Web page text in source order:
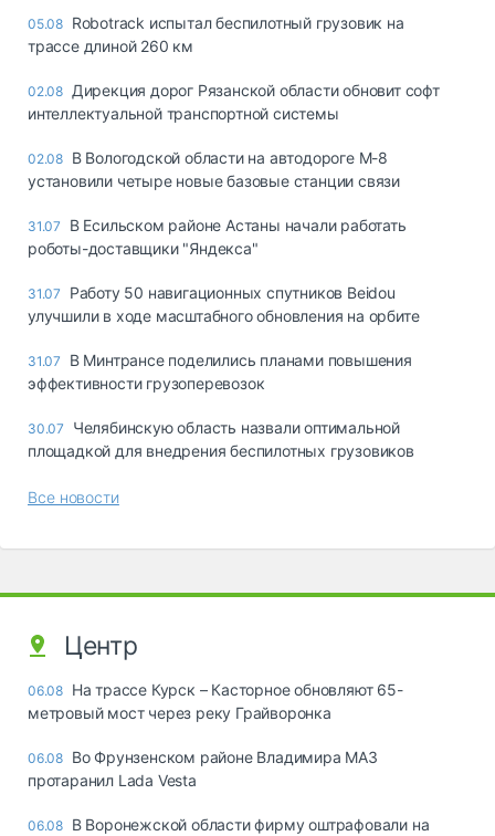
05.08 Robotrack испытал беспилотный грузовик на
трассе длиной 260 км
02.08 Дирекция дорог Рязанской области обновит софт
интеллектуальной транспортной системы
02.08 В Вологодской области на автодороге М-8
установили четыре новые базовые станции связи
31.07
В Есильском районе Астаны начали работать
роботы-доставщики "Яндекса"
31.07
Работу 50 навигационных спутников Beidou
улучшили в ходе масштабного обновления на орбите
31.07
В Минтрансе поделились планами повышения
эффективности грузоперевозок
30.07
Челябинскую область назвали оптимальной
площадкой для внедрения беспилотных грузовиков
Все новости
Центр
06.08 На трассе Курск – Касторное обновляют 65-
метровый мост через реку Грайворонка
06.08 Во Фрунзенском районе Владимира МАЗ
протаранил Lada Vesta
06.08 В Воронежской области фирму оштрафовали на